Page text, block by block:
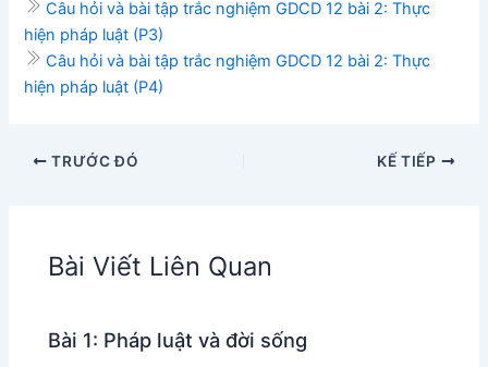
Câu hỏi và bài tập trắc nghiệm GDCD 12 bài 2: Thực
hiện pháp luật (P3)
Câu hỏi và bài tập trắc nghiệm GDCD 12 bài 2: Thực
hiện pháp luật (P4)
TRƯỚC ĐÓ KẾ TIẾP
Bài Viết Liên Quan
Bài 1: Pháp luật và đời sống